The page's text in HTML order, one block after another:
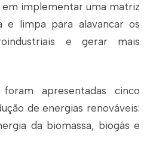
implementar uma matriz
e limpa para alavancar os
e gerar mais
apresentadas cinco
de energias renováveis:
da biomassa, biogás e